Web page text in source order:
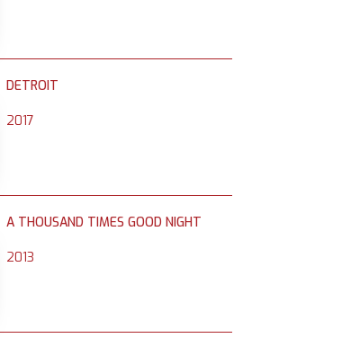
DETROIT
2017
A THOUSAND TIMES GOOD NIGHT
2013